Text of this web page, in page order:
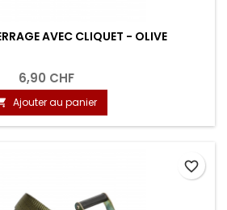
AVEC CLIQUET - OLIVE
6,90 CHF
Ajouter au panier
favorite_border